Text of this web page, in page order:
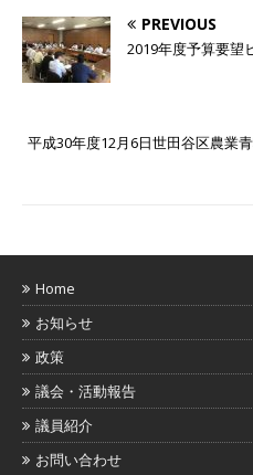
PREVIOUS
2019年度予算要望
平成30年度12月6日世田谷区農業
Home
お知らせ
政策
議会・活動報告
議員紹介
お問い合わせ